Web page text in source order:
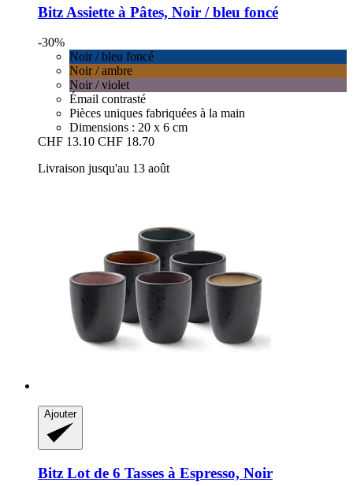
Bitz Assiette à Pâtes, Noir / bleu foncé
-30%
Noir / bleu foncé
Noir / ambre
Noir / violet
Émail contrasté
Pièces uniques fabriquées à la main
Dimensions : 20 x 6 cm
CHF 13.10 CHF 18.70
Livraison jusqu'au 13 août
Ajouter
Bitz Lot de 6 Tasses à Espresso, Noir